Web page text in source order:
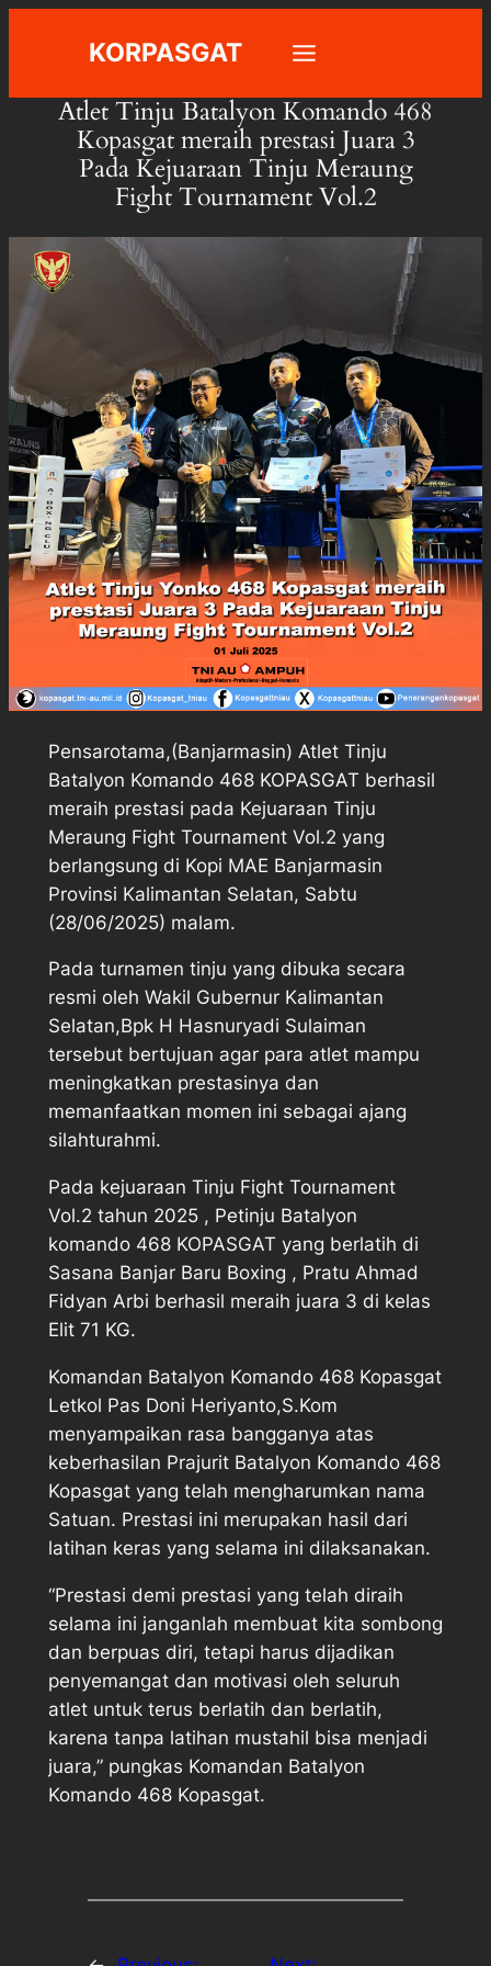
KORPASGAT
Atlet Tinju Batalyon Komando 468
Kopasgat meraih prestasi Juara 3
Pada Kejuaraan Tinju Meraung
Fight Tournament Vol.2
Pensarotama,(Banjarmasin) Atlet Tinju
Batalyon Komando 468 KOPASGAT berhasil
meraih prestasi pada Kejuaraan Tinju
Meraung Fight Tournament Vol.2 yang
berlangsung di Kopi MAE Banjarmasin
Provinsi Kalimantan Selatan, Sabtu
(28/06/2025) malam.
Pada turnamen tinju yang dibuka secara
resmi oleh Wakil Gubernur Kalimantan
Selatan,Bpk H Hasnuryadi Sulaiman
tersebut bertujuan agar para atlet mampu
meningkatkan prestasinya dan
memanfaatkan momen ini sebagai ajang
silahturahmi.
Pada kejuaraan Tinju Fight Tournament
Vol.2 tahun 2025 , Petinju Batalyon
komando 468 KOPASGAT yang berlatih di
Sasana Banjar Baru Boxing , Pratu Ahmad
Fidyan Arbi berhasil meraih juara 3 di kelas
Elit 71 KG.
Komandan Batalyon Komando 468 Kopasgat
Letkol Pas Doni Heriyanto,S.Kom
menyampaikan rasa bangganya atas
keberhasilan Prajurit Batalyon Komando 468
Kopasgat yang telah mengharumkan nama
Satuan. Prestasi ini merupakan hasil dari
latihan keras yang selama ini dilaksanakan.
“Prestasi demi prestasi yang telah diraih
selama ini janganlah membuat kita sombong
dan berpuas diri, tetapi harus dijadikan
penyemangat dan motivasi oleh seluruh
atlet untuk terus berlatih dan berlatih,
karena tanpa latihan mustahil bisa menjadi
juara,” pungkas Komandan Batalyon
Komando 468 Kopasgat.